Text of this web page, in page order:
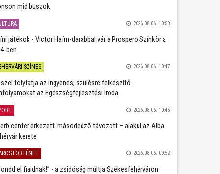
midibuszok
2026.08.06. 10:53
játékok - Victor Haïm-darabbal vár a Prospero Színkör a
ben
SZÍNES 2026.08.06. 10:47
folytatja az ingyenes, szülésre felkészítő
az Egészségfejlesztési Iroda
2026.08.06. 10:45
center érkezett, másodedző távozott – alakul az Alba
kerete
2026.08.06. 09:52
el fiaidnak!” - a zsidóság múltja Székesfehérváron